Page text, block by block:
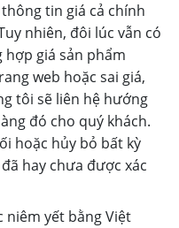
tin giá cả chính
nhiên, đôi lúc vẫn có
giá sản phẩm
web hoặc sai giá,
tôi sẽ liên hệ hướng
đó cho quý khách.
hoặc hủy bỏ bất kỳ
hay chưa được xác
niêm yết bằng Việt